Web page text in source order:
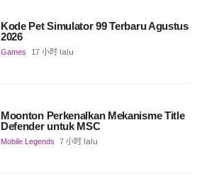
Kode Pet Simulator 99 Terbaru Agustus
2026
Games 17 小时 lalu
Moonton Perkenalkan Mekanisme Title
Defender untuk MSC
Mobile Legends 7 小时 lalu